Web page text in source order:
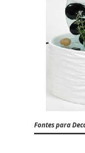
Fontes para